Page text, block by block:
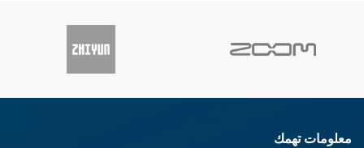
معلومات تهمك